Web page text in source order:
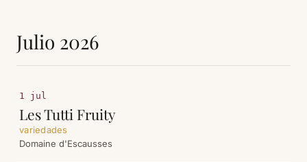
Julio 2026
1 jul
Les Tutti Fruity
variedades
Domaine d'Escausses